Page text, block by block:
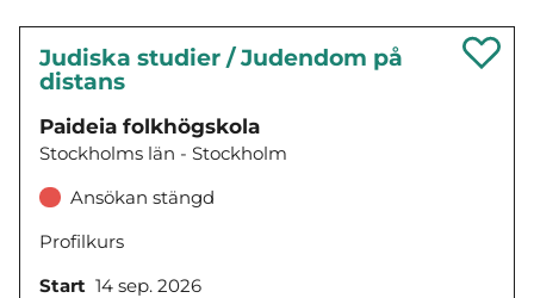
Judiska studier / Judendom på
distans
Paideia folkhögskola
Stockholms län - Stockholm
Ansökan stängd
Profilkurs
Start 14 sep. 2026